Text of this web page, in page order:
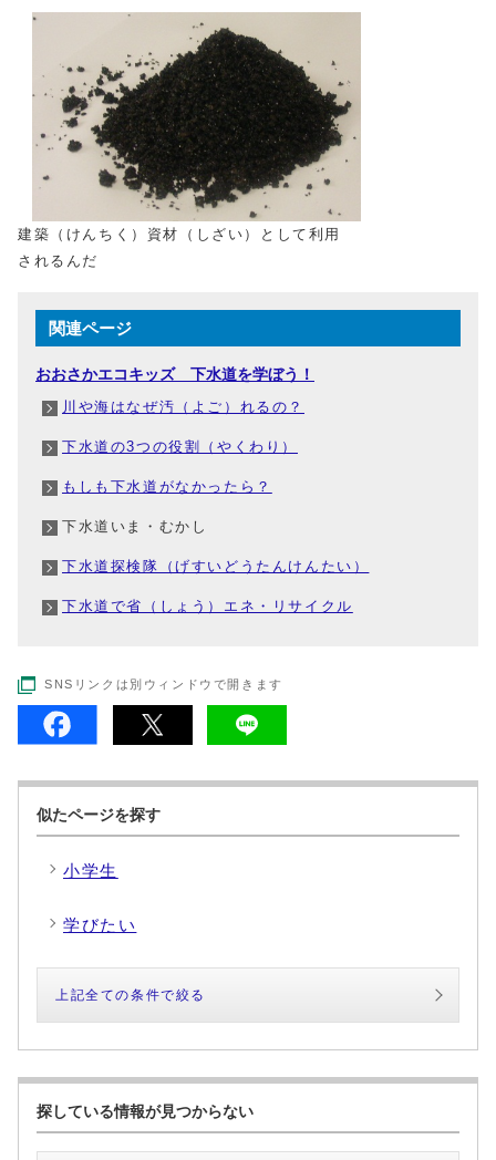
建築（けんちく）資材（しざい）として利用
されるんだ
関連ページ
おおさかエコキッズ 下水道を学ぼう！
川や海はなぜ汚（よご）れるの？
下水道の3つの役割（やくわり）
もしも下水道がなかったら？
下水道いま・むかし
下水道探検隊（げすいどうたんけんたい）
下水道で省（しょう）エネ・リサイクル
SNSリンクは別ウィンドウで開きます
似たページを探す
小学生
学びたい
上記全ての条件で絞る
探している情報が見つからない